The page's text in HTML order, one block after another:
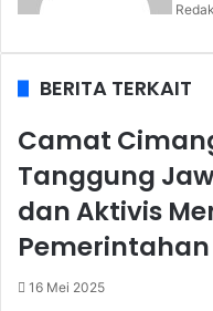
BERITA TERKAIT
Camat
Tanggung
dan Aktivis
16 Mei 2025